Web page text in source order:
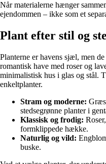
Når materialerne hænger
ejendommen – ikke som et
Plant efter stil og
Planterne er havens sjæl, men
romantisk have med roser og
minimalistisk hus i glas og stål.
enkeltplanter.
Stram og moderne:
stedsegrønne planter i
Klassisk og frodig:
formklippede hække.
Naturlig og vild:
buske.